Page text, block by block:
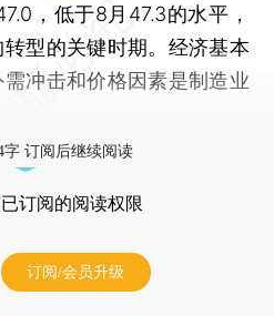
，低于8月47.3的水平，
型的关键时期。经济基本
冲击和价格因素是制造业
字 订阅后继续阅读
订阅的阅读权限
订阅/会员升级